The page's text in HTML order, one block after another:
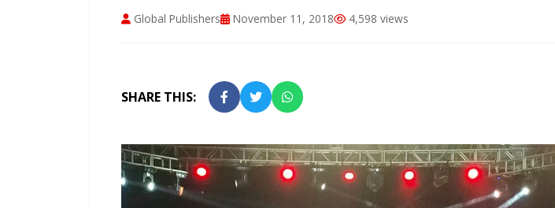
Global Publishers November 11, 2018 4,598 views
SHARE THIS: